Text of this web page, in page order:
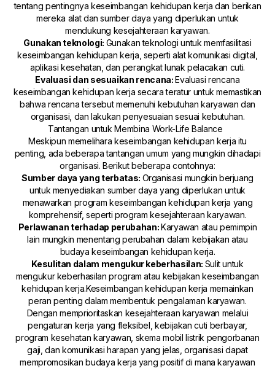
tentang pentingnya keseimbangan kehidupan kerja dan berikan
mereka alat dan sumber daya yang diperlukan untuk
mendukung kesejahteraan karyawan.
Gunakan teknologi: Gunakan teknologi untuk memfasilitasi
keseimbangan kehidupan kerja, seperti alat komunikasi digital,
aplikasi kesehatan, dan perangkat lunak pelacakan cuti.
Evaluasi dan sesuaikan rencana:Evaluasi rencana
keseimbangan kehidupan kerja secara teratur untuk memastikan
bahwa rencana tersebut memenuhi kebutuhan karyawan dan
organisasi, dan lakukan penyesuaian sesuai kebutuhan.
Tantangan untuk Membina Work-Life Balance
Meskipun memelihara keseimbangan kehidupan kerja itu
penting, ada beberapa tantangan umum yang mungkin dihadapi
organisasi. Berikut beberapa contohnya:
Sumber daya yang terbatas: Organisasi mungkin berjuang
untuk menyediakan sumber daya yang diperlukan untuk
menawarkan program keseimbangan kehidupan kerja yang
komprehensif, seperti program kesejahteraan karyawan.
Perlawanan terhadap perubahan:Karyawan atau pemimpin
lain mungkin menentang perubahan dalam kebijakan atau
budaya keseimbangan kehidupan kerja.
Kesulitan dalam mengukur keberhasilan: Sulit untuk
mengukur keberhasilan program atau kebijakan keseimbangan
kehidupan kerja.Keseimbangan kehidupan kerja memainkan
peran penting dalam membentuk pengalaman karyawan.
Dengan memprioritaskan kesejahteraan karyawan melalui
pengaturan kerja yang fleksibel, kebijakan cuti berbayar,
program kesehatan karyawan, skema mobil listrik pengorbanan
gaji, dan komunikasi harapan yang jelas, organisasi dapat
mempromosikan budaya kerja yang positif di mana karyawan